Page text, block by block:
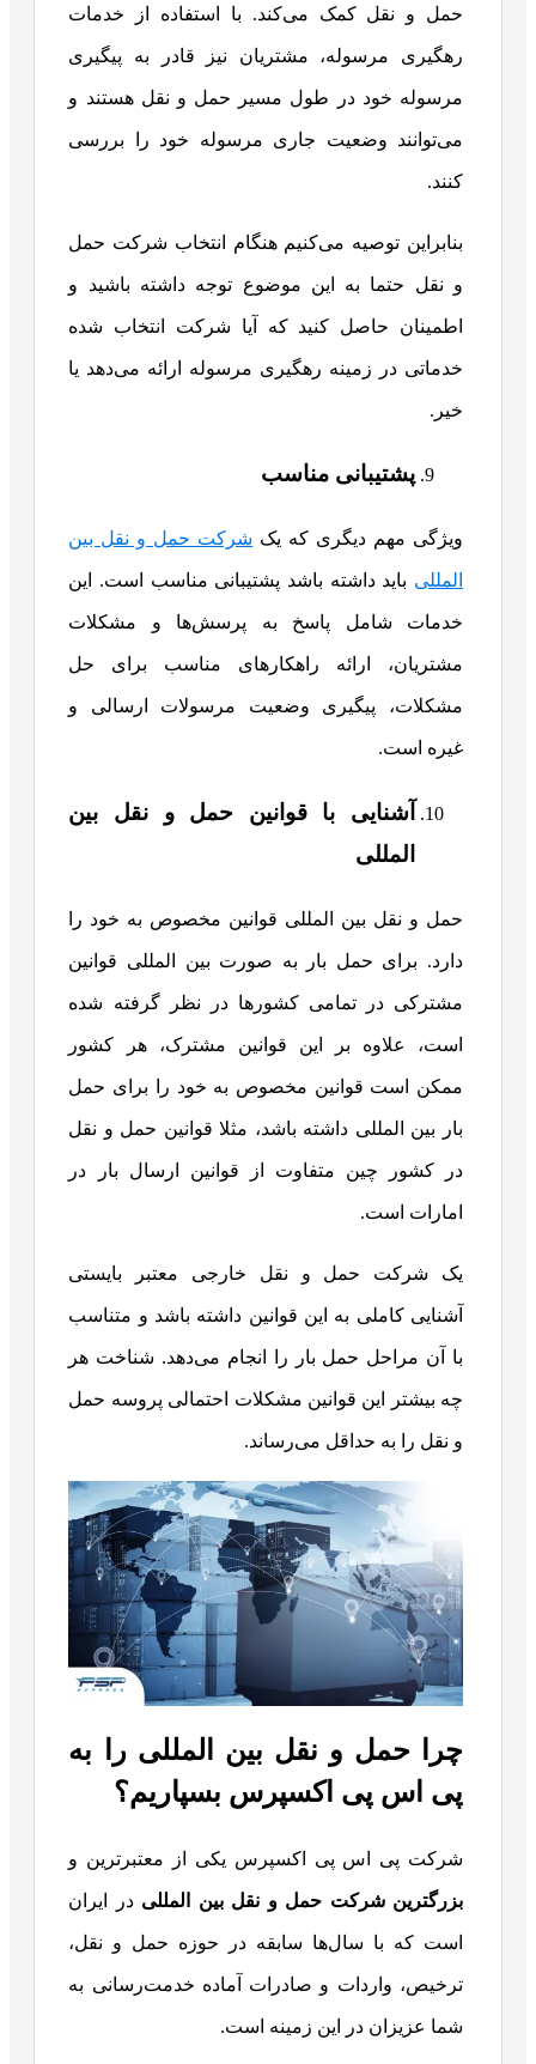
حمل و نقل کمک می‌کند. با استفاده از خدمات
رهگیری مرسوله، مشتریان نیز قادر به پیگیری
مرسوله خود در طول مسیر حمل و نقل هستند و
می‌توانند وضعیت جاری مرسوله خود را بررسی
کنند.
بنابراین توصیه می‌کنیم هنگام انتخاب شرکت حمل
و نقل حتما به این موضوع توجه داشته باشید و
اطمینان حاصل کنید که آیا شرکت انتخاب شده
خدماتی در زمینه رهگیری مرسوله ارائه می‌دهد یا
خیر.
پشتیبانی مناسب
ویژگی مهم دیگری که یک شرکت حمل و نقل بین
المللی باید داشته باشد پشتیبانی مناسب است. این
خدمات شامل پاسخ به پرسش‌ها و مشکلات
مشتریان، ارائه راهکارهای مناسب برای حل
مشکلات، پیگیری وضعیت مرسولات ارسالی و
غیره است.
آشنایی با قوانین حمل و نقل بین
المللی
حمل و نقل بین المللی قوانین مخصوص به خود را
دارد. برای حمل بار به صورت بین المللی قوانین
مشترکی در تمامی کشورها در نظر گرفته شده
است، علاوه بر این قوانین مشترک، هر کشور
ممکن است قوانین مخصوص به خود را برای حمل
بار بین المللی داشته باشد، مثلا قوانین حمل و نقل
در کشور چین متفاوت از قوانین ارسال بار در
امارات است.
یک شرکت حمل و نقل خارجی معتبر بایستی
آشنایی کاملی به این قوانین داشته باشد و متناسب
با آن مراحل حمل بار را انجام می‌دهد. شناخت هر
چه بیشتر این قوانین مشکلات احتمالی پروسه حمل
و نقل را به حداقل می‌رساند.
چرا حمل و نقل بین المللی را به
پی اس پی اکسپرس بسپاریم؟
شرکت پی اس پی اکسپرس یکی از معتبرترین و
بزرگترین شرکت حمل و نقل بین المللی در ایران
است که با سال‌ها سابقه در حوزه حمل و نقل،
ترخیص، واردات و صادرات آماده خدمت‌رسانی به
شما عزیزان در این زمینه است.